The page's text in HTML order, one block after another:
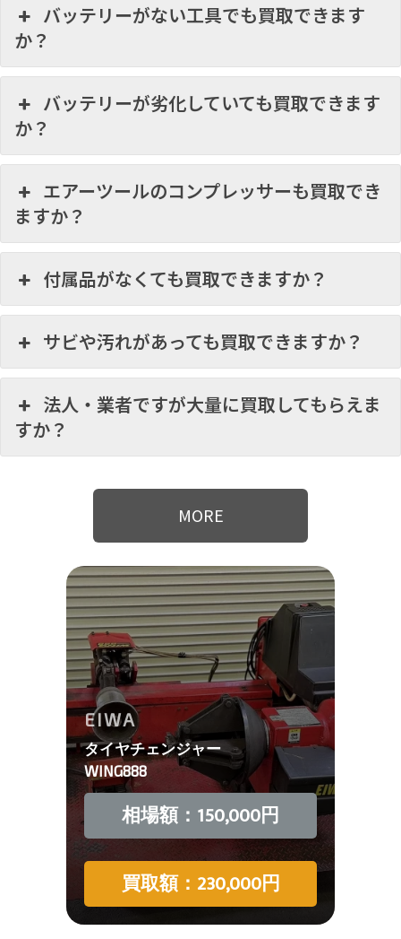
バッテリーがない工具でも買取できます
か？
バッテリーが劣化していても買取できます
か？
エアーツールのコンプレッサーも買取でき
ますか？
付属品がなくても買取できますか？
サビや汚れがあっても買取できますか？
法人・業者ですが大量に買取してもらえま
すか？
MORE
EIWA
タイヤチェンジャー
WING888
相場額：150,000円
買取額：230,000円